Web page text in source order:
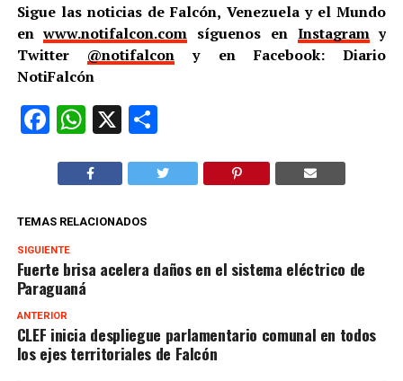
Sigue las noticias de Falcón, Venezuela y el Mundo
enwww.notifalcon.com síguenos en Instagramy
Twitter @notifalcon y en Facebook: Diario
NotiFalcón
Facebook
WhatsApp
X Compartir
TEMAS RELACIONADOS
SIGUIENTE
Fuerte brisa acelera daños en el sistema eléctrico de
Paraguaná
ANTERIOR
CLEF inicia despliegue parlamentario comunal en todos
los ejes territoriales de Falcón